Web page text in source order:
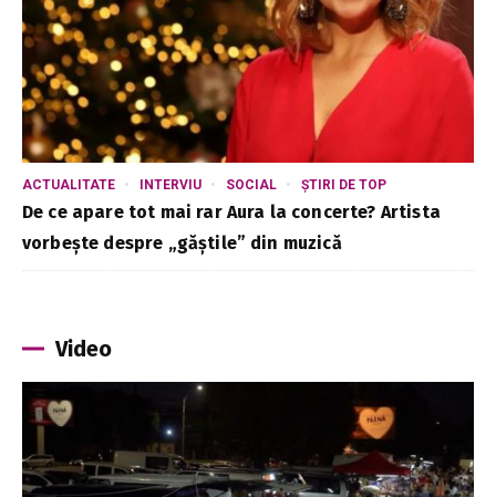
ACTUALITATE INTERVIU SOCIAL ȘTIRI DE TOP
De ce apare tot mai rar Aura la concerte? Artista
vorbește despre „găștile” din muzică
Video